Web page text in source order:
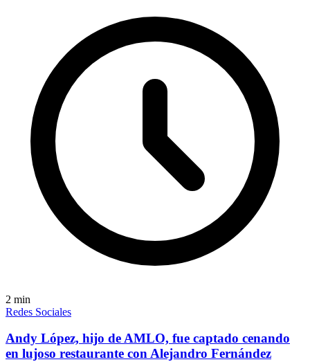
2 min
Redes Sociales
Andy López, hijo de AMLO, fue captado cenando
en lujoso restaurante con Alejandro Fernández